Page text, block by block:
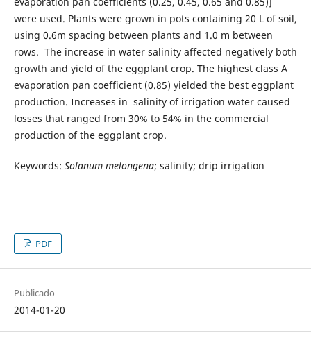
were used. Plants were grown in pots containing 20 L of soil,
using 0.6m spacing between plants and 1.0 m between
rows. The increase in water salinity affected negatively both
growth and yield of the eggplant crop. The highest class A
evaporation pan coefficient (0.85) yielded the best eggplant
production. Increases in salinity of irrigation water caused
losses that ranged from 30% to 54% in the commercial
production of the eggplant crop.
Keywords: Solanum melongena; salinity; drip irrigation
PDF
Publicado
2014-01-20